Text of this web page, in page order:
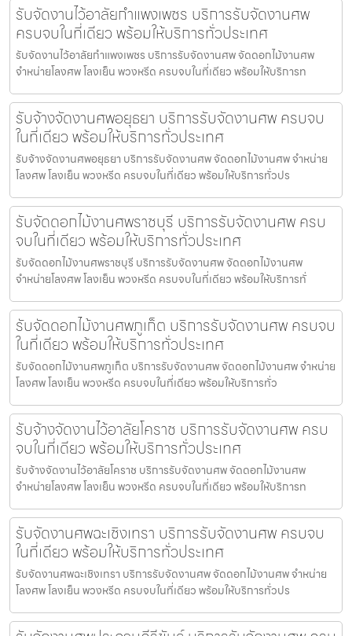
รับจัดงานไว้อาลัยกำแพงเพชร บริการรับจัดงานศพ
ครบจบในที่เดียว พร้อมให้บริการทั่วประเทศ
รับจัดงานไว้อาลัยกำแพงเพชร บริการรับจัดงานศพ จัดดอกไม้งานศพ
จำหน่ายโลงศพ โลงเย็น พวงหรีด ครบจบในที่เดียว พร้อมให้บริการท
รับจ้างจัดงานศพอยุธยา บริการรับจัดงานศพ ครบจบ
ในที่เดียว พร้อมให้บริการทั่วประเทศ
รับจ้างจัดงานศพอยุธยา บริการรับจัดงานศพ จัดดอกไม้งานศพ จำหน่าย
โลงศพ โลงเย็น พวงหรีด ครบจบในที่เดียว พร้อมให้บริการทั่วปร
รับจัดดอกไม้งานศพราชบุรี บริการรับจัดงานศพ ครบ
จบในที่เดียว พร้อมให้บริการทั่วประเทศ
รับจัดดอกไม้งานศพราชบุรี บริการรับจัดงานศพ จัดดอกไม้งานศพ
จำหน่ายโลงศพ โลงเย็น พวงหรีด ครบจบในที่เดียว พร้อมให้บริการทั่
รับจัดดอกไม้งานศพภูเก็ต บริการรับจัดงานศพ ครบจบ
ในที่เดียว พร้อมให้บริการทั่วประเทศ
รับจัดดอกไม้งานศพภูเก็ต บริการรับจัดงานศพ จัดดอกไม้งานศพ จำหน่าย
โลงศพ โลงเย็น พวงหรีด ครบจบในที่เดียว พร้อมให้บริการทั่ว
รับจ้างจัดงานไว้อาลัยโคราช บริการรับจัดงานศพ ครบ
จบในที่เดียว พร้อมให้บริการทั่วประเทศ
รับจ้างจัดงานไว้อาลัยโคราช บริการรับจัดงานศพ จัดดอกไม้งานศพ
จำหน่ายโลงศพ โลงเย็น พวงหรีด ครบจบในที่เดียว พร้อมให้บริการท
รับจัดงานศพฉะเชิงเทรา บริการรับจัดงานศพ ครบจบ
ในที่เดียว พร้อมให้บริการทั่วประเทศ
รับจัดงานศพฉะเชิงเทรา บริการรับจัดงานศพ จัดดอกไม้งานศพ จำหน่าย
โลงศพ โลงเย็น พวงหรีด ครบจบในที่เดียว พร้อมให้บริการทั่วปร